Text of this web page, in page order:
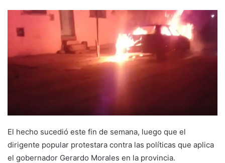
El hecho sucedió este fin de semana, luego que el
dirigente popular protestara contra las políticas que aplica
el gobernador Gerardo Morales en la provincia.